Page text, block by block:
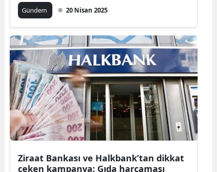
Gündem 20 Nisan 2025
Ziraat Bankası ve Halkbank’tan dikkat
çeken kampanya: Gıda harcaması